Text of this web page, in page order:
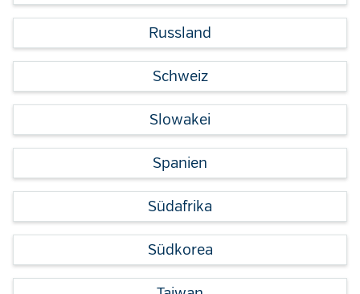
Russland
Schweiz
Slowakei
Spanien
Südafrika
Südkorea